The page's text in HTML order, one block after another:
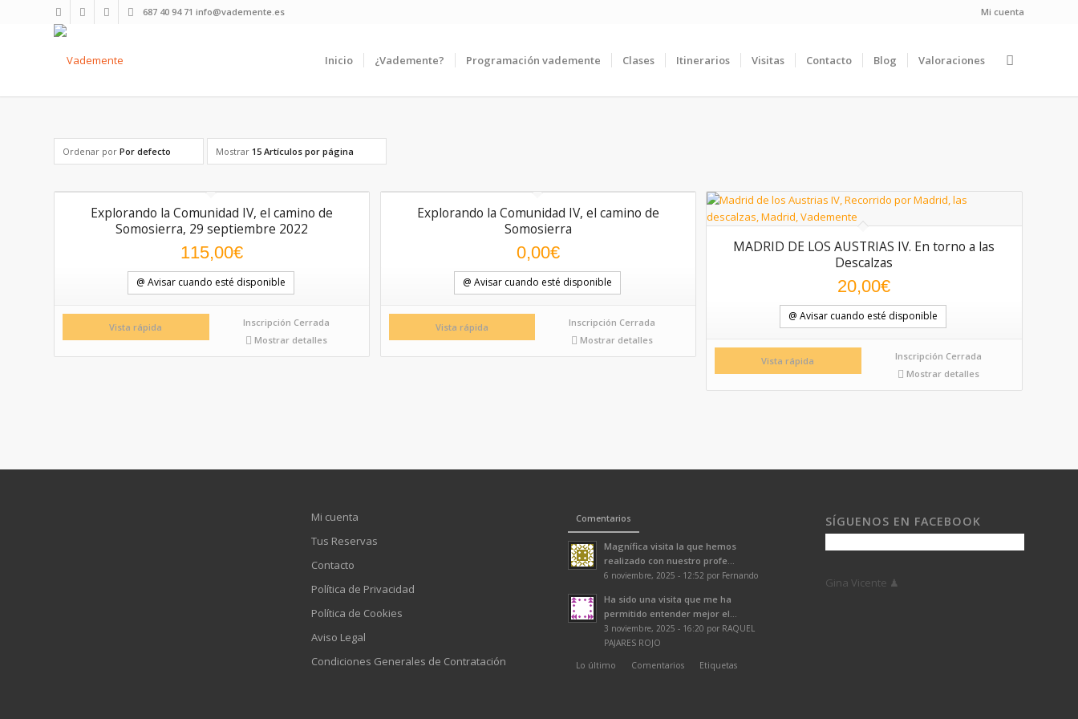
Mi cuenta
687 40 94 71 info@vademente.es
Inicio ¿Vademente? Programación vademente Clases Itinerarios Visitas Contacto Blog Valoraciones
Ordenar por Por defecto Mostrar 15 Artículos por página
Explorando la Comunidad IV, el camino de
Somosierra, 29 septiembre 2022
115,00€
@ Avisar cuando esté disponible
Vista rápida
Inscripción Cerrada
Mostrar detalles
Explorando la Comunidad IV, el camino de
Somosierra
0,00€
@ Avisar cuando esté disponible
Vista rápida
Inscripción Cerrada
Mostrar detalles
MADRID DE LOS AUSTRIAS IV. En torno a las
Descalzas
20,00€
@ Avisar cuando esté disponible
Vista rápida
Inscripción Cerrada
Mostrar detalles
Mi cuenta
Tus Reservas
Contacto
Política de Privacidad
Política de Cookies
Aviso Legal
Condiciones Generales de Contratación
Comentarios
Magnífica visita la que hemos
realizado con nuestro profe...
6 noviembre, 2025 - 12:52 por Fernando
Ha sido una visita que me ha
permitido entender mejor el...
3 noviembre, 2025 - 16:20 por RAQUEL
PAJARES ROJO
Lo último
Comentarios Etiquetas
SÍGUENOS EN FACEBOOK
Gina Vicente ♟